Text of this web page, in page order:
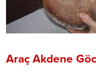
Araç Akdene